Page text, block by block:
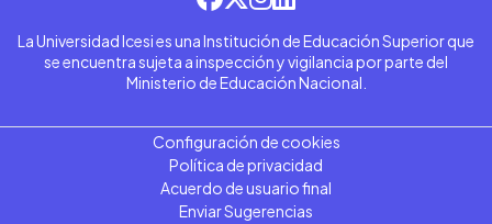
La Universidad Icesi es una Institución de Educación Superior que
se encuentra sujeta a inspección y vigilancia por parte del
Ministerio de Educación Nacional.
Configuración de cookies
Política de privacidad
Acuerdo de usuario final
Enviar Sugerencias